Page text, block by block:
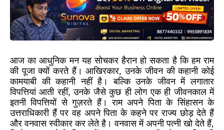
आज का आधुनिक मन यह सोचकर हैरान हो सकता है कि हम राम
की पूजा क्यों करते हैं। आखिरकार, उनके जीवन की कहानी कोई
कामयाबी की कहानी नहीं है। बल्कि उनके जीवन में लगातार
विपत्तियां आती रहीं, उनके जैसे कुछ ही लोग एक ही जीवनकाल में
इतनी विपत्तियों से गुज़रते हैं। राम अपने पिता के सिंहासन के
उत्तराधिकारी हैं पर वह अपने पिता के कहने पर राज्य छोड़ देते हैं
और वनवास स्वीकार कर लेते है। वनवास में अपनी पत्नी खो देते हैं,